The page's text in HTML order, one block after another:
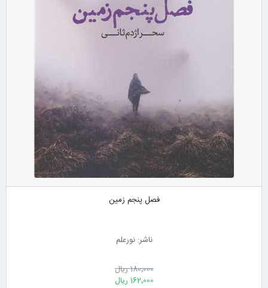
فصل پنجم زمین
ناشر: نورعلم
180٬000 ریال
162٬000 ریال